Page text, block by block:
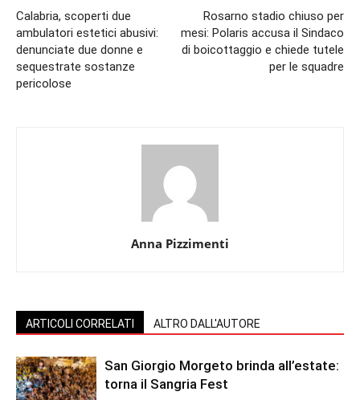
Calabria, scoperti due
ambulatori estetici abusivi:
denunciate due donne e
sequestrate sostanze
pericolose
Rosarno stadio chiuso per
mesi: Polaris accusa il Sindaco
di boicottaggio e chiede tutele
per le squadre
Anna Pizzimenti
ARTICOLI CORRELATI ALTRO DALL'AUTORE
San Giorgio Morgeto brinda all’estate:
torna il Sangria Fest